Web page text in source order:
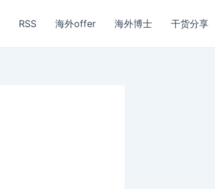
RSS 海外offer 海外博士 干货分享